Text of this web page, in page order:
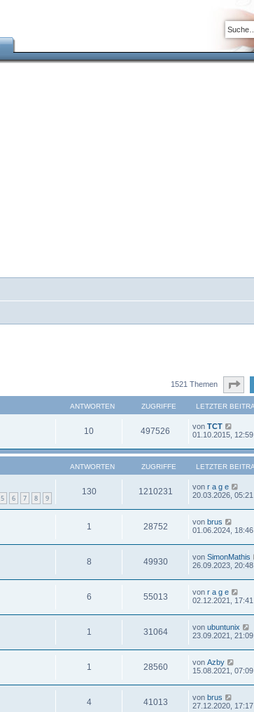
1521 Themen
ANTWORTEN ZUGRIFFE LETZTER
10 497526 von TCT
01.10.2015, 12:59
ANTWORTEN ZUGRIFFE LETZTER
5 6 7 8 9
130 1210231 von r a g e
20.03.2026, 05:21
1 28752 von brus
01.06.2024, 18:46
8 49930 von SimonMathis
26.09.2023, 20:48
6 55013 von r a g e
02.12.2021, 17:41
1 31064 von ubuntunix
23.09.2021, 21:09
1 28560 von Azby
15.08.2021, 07:09
4 41013 von brus
27.12.2020, 17:17